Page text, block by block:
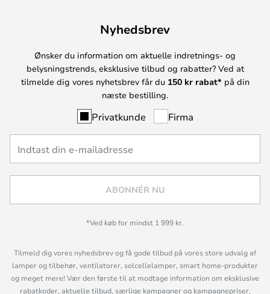
Nyhedsbrev
Ønsker du information om aktuelle indretnings- og
belysningstrends, eksklusive tilbud og rabatter? Ved at
tilmelde dig vores nyhetsbrev får du 150 kr rabat* på din
næste bestilling.
Privatkunde Firma
ABONNÉR NU
*Ved køb for mindst 1 999 kr.
Tilmeld dig vores nyhedsbrev og få gode tilbud på vores store udvalg af
lamper og tilbehør, ventilatorer, solcellelamper, smart home-produkter
og meget mere! Vær den første til at modtage information om eksklusive
rabatkoder, aktuelle tilbud, særlige kampagner og kampagnepriser,